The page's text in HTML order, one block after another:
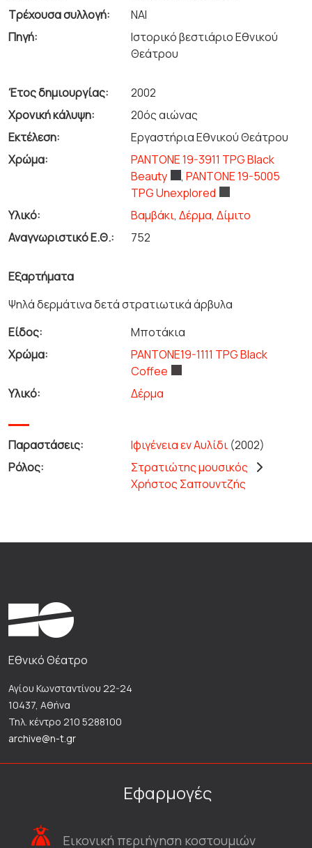
Τρέχουσα συλλογή:
ΝΑΙ
Πηγή:
Ιστορικό βεστιάριο Εθνικού
Θεάτρου
Έτος δημιουργίας:
2002
Χρονική κάλυψη:
20ός αιώνας
Εκτέλεση:
Εργαστήρια Εθνικού Θεάτρου
Χρώμα:
PANTONE 19-3911 TPG Black
Beauty
, PANTONE 19-5005
TPG Unexplored
Υλικό:
Βαμβάκι, Δέρμα, Δίμιτο
Αναγνωριστικό Ε.Θ.:
752
Εξαρτήματα
Ψηλά δερμάτινα δετά στρατιωτικά άρβυλα
Είδος:
Μποτάκια
Χρώμα:
PANTONE19-1111 TPG Black
Coffee
Υλικό:
Δέρμα
Παραστάσεις: Ιφιγένεια εν Αυλίδι (2002)
Ρόλος:
Στρατιώτης μουσικός
Χρήστος Σαπουντζής
Εθνικό Θέατρο
Αγίου Κωνσταντίνου 22-24
10437, Αθήνα
Τηλ. κέντρο 210 5288100
archive@n-t.gr
Εφαρμογές
Εικονική περιήγηση κοστουμιών